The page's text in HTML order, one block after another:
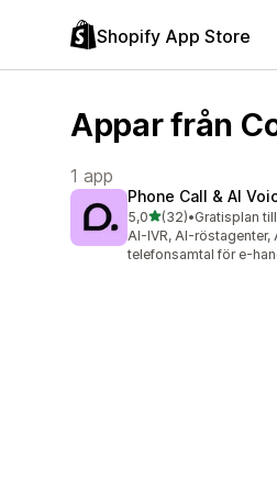
Shopify App Store
Appar från
1 app
Phone Call & AI
5,0av 5 stjärnor
(32)
32 recensioner totalt
•Gratisplan
AI-IVR, AI-röstagenter,
telefonsamtal för e-